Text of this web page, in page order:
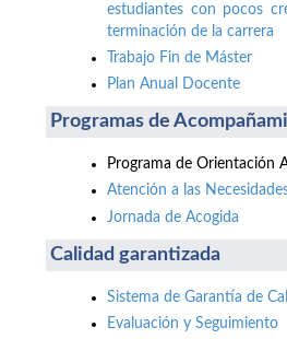
estudiantes con pocos
terminación de la carrera
Trabajo Fin de Máster
Plan Anual Docente
Programas de
Programa de Orientación
Atención a las
Jornada de Acogida
Calidad garantizada
Sistema de Garantía de
Evaluación y Seguimiento